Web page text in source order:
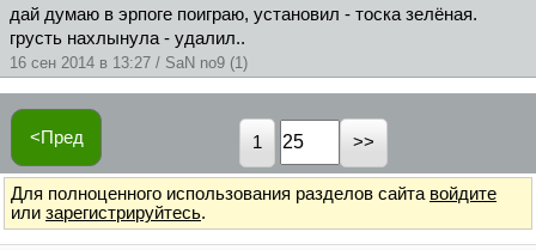
дай думаю в эрпоге поиграю, установил - тоска зелёная.
грусть нахлынула - удалил..
16 сен 2014 в 13:27 / SaN no9 (1)
<Пред 1
Для полноценного использования разделов сайта войдите
или зарегистрируйтесь.